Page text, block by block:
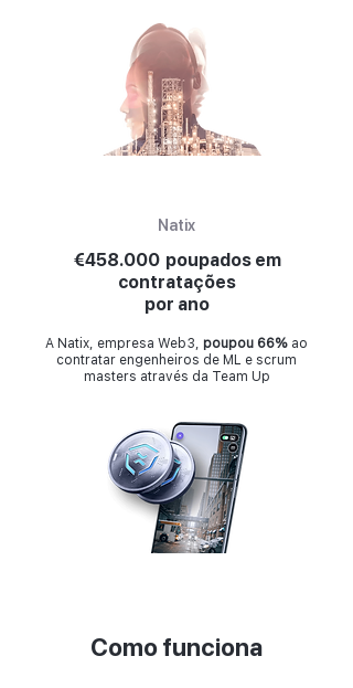
Natix
€458.000 poupados em
contratações
por ano
A Natix, empresa Web3, poupou 66% ao
contratar engenheiros de ML e scrum
masters através da Team Up
Como funciona